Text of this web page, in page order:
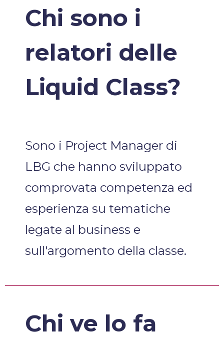
Chi sono i
relatori delle
Liquid Class?
Sono i Project Manager di
LBG che hanno sviluppato
comprovata competenza ed
esperienza su tematiche
legate al business e
sull'argomento della classe.
Chi ve lo fa